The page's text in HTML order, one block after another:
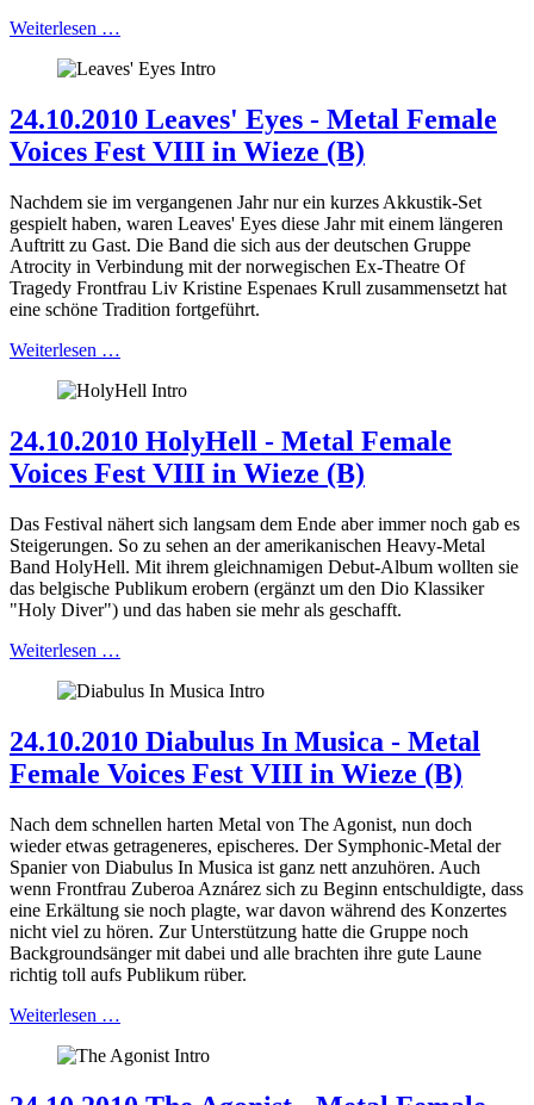
Weiterlesen …
24.10.2010 Leaves' Eyes - Metal Female
Voices Fest VIII in Wieze (B)
Nachdem sie im vergangenen Jahr nur ein kurzes Akkustik-Set
gespielt haben, waren Leaves' Eyes diese Jahr mit einem längeren
Auftritt zu Gast. Die Band die sich aus der deutschen Gruppe
Atrocity in Verbindung mit der norwegischen Ex-Theatre Of
Tragedy Frontfrau Liv Kristine Espenaes Krull zusammensetzt hat
eine schöne Tradition fortgeführt.
Weiterlesen …
24.10.2010 HolyHell - Metal Female
Voices Fest VIII in Wieze (B)
Das Festival nähert sich langsam dem Ende aber immer noch gab es
Steigerungen. So zu sehen an der amerikanischen Heavy-Metal
Band HolyHell. Mit ihrem gleichnamigen Debut-Album wollten sie
das belgische Publikum erobern (ergänzt um den Dio Klassiker
"Holy Diver") und das haben sie mehr als geschafft.
Weiterlesen …
24.10.2010 Diabulus In Musica - Metal
Female Voices Fest VIII in Wieze (B)
Nach dem schnellen harten Metal von The Agonist, nun doch
wieder etwas getrageneres, epischeres. Der Symphonic-Metal der
Spanier von Diabulus In Musica ist ganz nett anzuhören. Auch
wenn Frontfrau Zuberoa Aznárez sich zu Beginn entschuldigte, dass
eine Erkältung sie noch plagte, war davon während des Konzertes
nicht viel zu hören. Zur Unterstützung hatte die Gruppe noch
Backgroundsänger mit dabei und alle brachten ihre gute Laune
richtig toll aufs Publikum rüber.
Weiterlesen …